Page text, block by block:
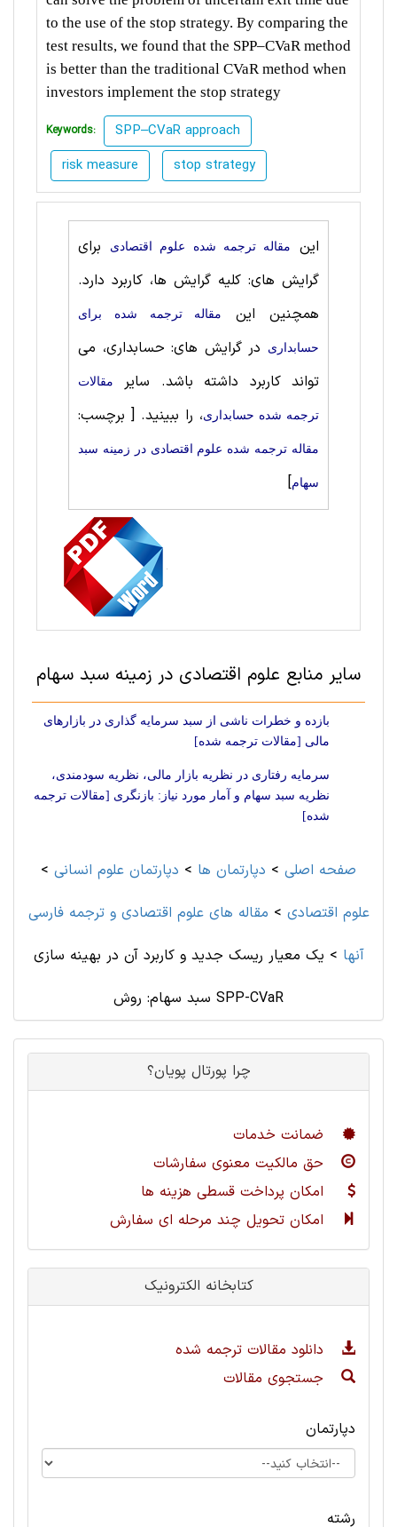
to the use of the stop strategy. By comparing the
test results, we found that the SPP–CVaR method
is better than the traditional CVaR method when
investors implement the stop strategy
Keywords:
SPP–CVaR approach
risk measure
stop strategy
این مقاله ترجمه شده علوم اقتصادی
برای
گرایش های: کلیه گرایش ها، کاربرد دارد.
همچنین این
مقاله ترجمه شده برای
حسابداری
در گرایش های: حسابداری، می
تواند کاربرد داشته باشد. سایر
مقالات
ترجمه شده حسابداری، را ببینید. [ برچسب:
مقاله ترجمه شده علوم اقتصادی در زمینه سبد
سهام]
سایر منابع علوم اقتصادی در زمینه سبد سهام
بازده و خطرات ناشی از سبد سرمایه گذاری در بازارهای
مالی [مقالات ترجمه شده]
سرمایه رفتاری در نظریه بازار مالی، نظریه سودمندی،
نظریه سبد سهام و آمار مورد نیاز: بازنگری [مقالات ترجمه
شده]
صفحه اصلی > دپارتمان ها > دپارتمان علوم انسانی >
علوم اقتصادی > مقاله های علوم اقتصادی و ترجمه فارسی
آنها > یک معیار ریسک جدید و کاربرد آن در بهینه سازی
سبد سهام: روش SPP-CVaR
چرا پورتال پویان؟
ضمانت خدمات
حق مالکیت معنوی سفارشات
امکان پرداخت قسطی هزینه ها
امکان تحویل چند مرحله ای سفارش
کتابخانه الکترونیک
دانلود مقالات ترجمه شده
جستجوی مقالات
دپارتمان
رشته